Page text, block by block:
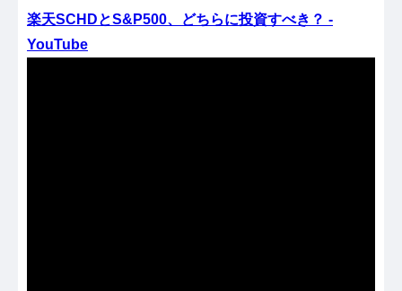
楽天SCHDとS&P500、どちらに投資すべき？ -
YouTube